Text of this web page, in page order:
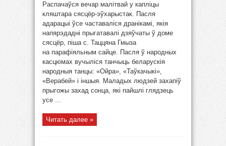
Распачаўся вечар малітвай у капліцы
кляштара сясцёр-эўхарыстак. Пасля
адарацыі ўсе частаваліся дранікамі, якія
напярэдадні прыгатавалі дзяўчаты ў доме
сясцёр, піша с. Таццяна Гмыза
на парафіяльным сайце. Пасля ў народных
касцюмах вучыліся танчыць беларускія
народныя танцы: «Ойра», «Таўкачыкі»,
«Верабей» і іншыя. Маладых людзей захапіў
прыгожы захад сонца, які пайшлі глядзець
усе ...
Читать далее »